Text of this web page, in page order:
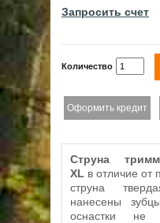
Запросить счет
Количество
Оформить кредит
Струна
XL в отличие от
струна
нанесены
оснастки не